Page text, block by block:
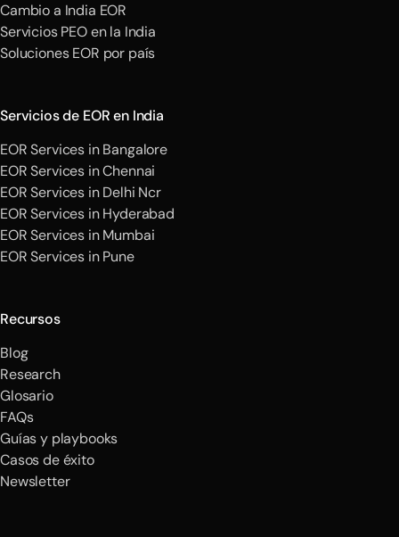
Cambio a India EOR
Servicios PEO en la India
Soluciones EOR por país
Servicios de EOR en India
EOR Services in Bangalore
EOR Services in Chennai
EOR Services in Delhi Ncr
EOR Services in Hyderabad
EOR Services in Mumbai
EOR Services in Pune
Recursos
Blog
Research
Glosario
FAQs
Guías y playbooks
Casos de éxito
Newsletter